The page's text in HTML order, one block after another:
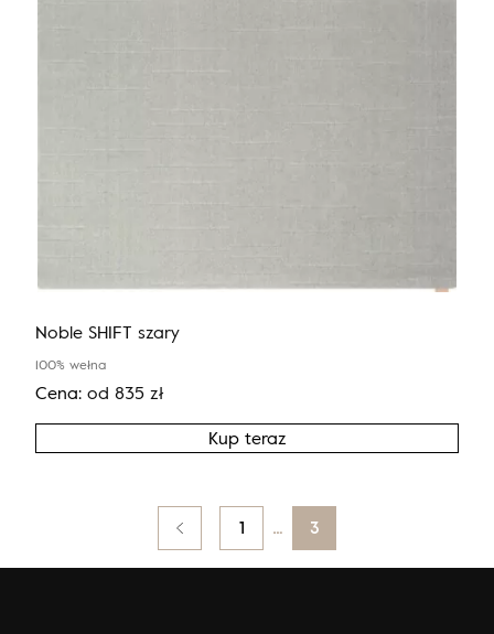
Noble SHIFT szary
100% wełna
Cena: od 835 zł
Kup teraz
Posts
pagination
Poprzedni 1 … 3